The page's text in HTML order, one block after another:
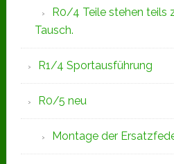
R0/4 Teile stehen teils
Tausch.
R1/4 Sportausführung
R0/5 neu
Montage der